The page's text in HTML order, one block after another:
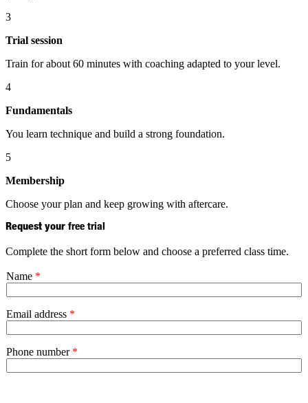
3
Trial session
Train for about 60 minutes with coaching adapted to your level.
4
Fundamentals
You learn technique and build a strong foundation.
5
Membership
Choose your plan and keep growing with aftercare.
Request your free trial
Complete the short form below and choose a preferred class time.